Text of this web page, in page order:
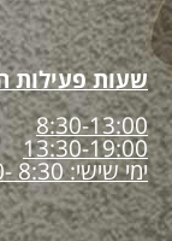
שעות פעילות
8:30-13:00
13:30-19:00
ימי שישי: 8:30 -13:30